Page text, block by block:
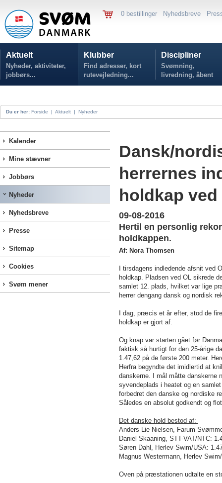
0 bestillinger Nyhedsbreve
Aktuelt
Nyheder, aktiviteter,
jobbørs...
Klubber
Find adresser, kort
rutevejledning...
Discipliner
Svømning,
livredning, åbent
vand...
Du er her: Forside | Aktuelt | Nyheder
Kalender
Mine stævner
Jobbørs
Nyheder
Nyhedsbreve
Presse
Sitemap
Cookies
Svøm mener
Dansk/
herrernes
holdkap ved
09-08-2016
Hertil en personlig
holdkappen.
Af: Nora Thomsen
I tirsdagens indledende afsnit ved
holdkap. Pladsen ved OL sikrede
samlet 12. plads, hvilket var lige
herrer dengang dansk og nordisk
I dag, præcis et år efter, stod de
holdkap er gjort af.
Og knap var starten gået før
faktisk så hurtigt for den 25-årige
1.47,62 på de første 200 meter.
Herfra begyndte det imidlertid at
danskerne. I mål måtte danskerne
syvendeplads i heatet og en
forbedret den danske og nordiske
Således en absolut godkendt og
Det danske hold bestod af:
Anders Lie Nielsen, Farum
Daniel Skaaning, STT-VAT/NTC:
Søren Dahl, Herlev Swim/USA:
Magnus Westermann, Herlev
Oven på præstationen udtalte en